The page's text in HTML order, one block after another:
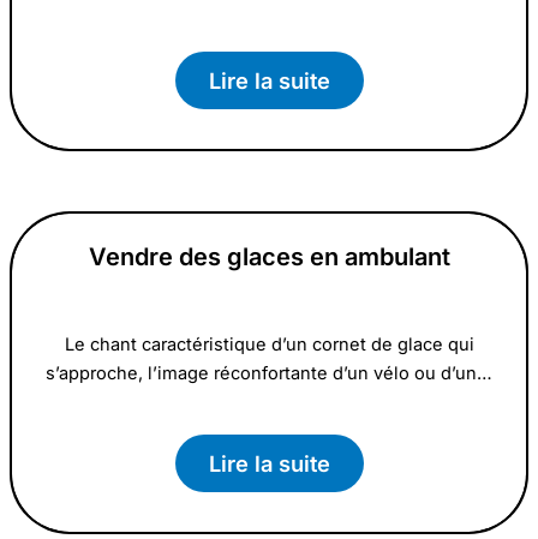
Lire la suite
Vendre des glaces en ambulant
Le chant caractéristique d’un cornet de glace qui
s’approche, l’image réconfortante d’un vélo ou d’un…
Lire la suite